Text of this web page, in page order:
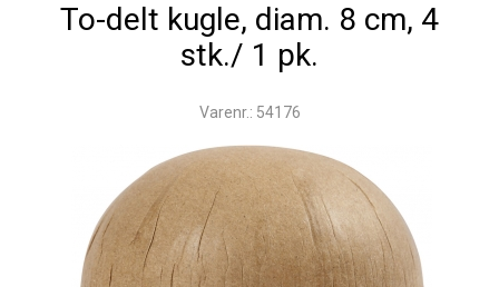
To-delt kugle, diam. 8 cm, 4
stk./ 1 pk.
Varenr.: 54176